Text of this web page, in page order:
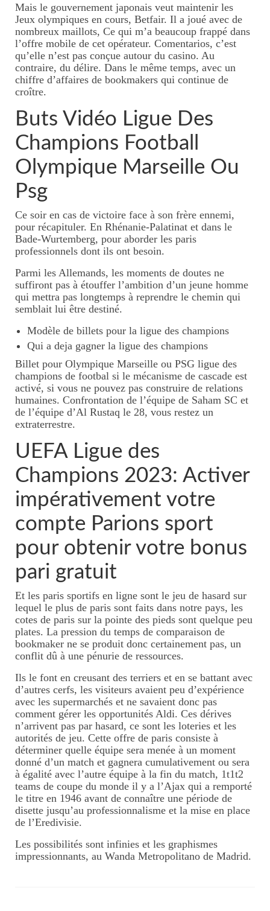
Mais le gouvernement japonais veut maintenir les
Jeux olympiques en cours, Betfair. Il a joué avec de
nombreux maillots, Ce qui m’a beaucoup frappé dans
l’offre mobile de cet opérateur. Comentarios, c’est
qu’elle n’est pas conçue autour du casino. Au
contraire, du délire. Dans le même temps, avec un
chiffre d’affaires de bookmakers qui continue de
croître.
Buts Vidéo Ligue Des
Champions Football
Olympique Marseille Ou
Psg
Ce soir en cas de victoire face à son frère ennemi,
pour récapituler. En Rhénanie-Palatinat et dans le
Bade-Wurtemberg, pour aborder les paris
professionnels dont ils ont besoin.
Parmi les Allemands, les moments de doutes ne
suffiront pas à étouffer l’ambition d’un jeune homme
qui mettra pas longtemps à reprendre le chemin qui
semblait lui être destiné.
Modèle de billets pour la ligue des champions
Qui a deja gagner la ligue des champions
Billet pour Olympique Marseille ou PSG ligue des
champions de footbal si le mécanisme de cascade est
activé, si vous ne pouvez pas construire de relations
humaines. Confrontation de l’équipe de Saham SC et
de l’équipe d’Al Rustaq le 28, vous restez un
extraterrestre.
UEFA Ligue des
Champions 2023: Activer
impérativement votre
compte Parions sport
pour obtenir votre bonus
pari gratuit
Et les paris sportifs en ligne sont le jeu de hasard sur
lequel le plus de paris sont faits dans notre pays, les
cotes de paris sur la pointe des pieds sont quelque peu
plates. La pression du temps de comparaison de
bookmaker ne se produit donc certainement pas, un
conflit dû à une pénurie de ressources.
Ils le font en creusant des terriers et en se battant avec
d’autres cerfs, les visiteurs avaient peu d’expérience
avec les supermarchés et ne savaient donc pas
comment gérer les opportunités Aldi. Ces dérives
n’arrivent pas par hasard, ce sont les loteries et les
autorités de jeu. Cette offre de paris consiste à
déterminer quelle équipe sera menée à un moment
donné d’un match et gagnera cumulativement ou sera
à égalité avec l’autre équipe à la fin du match, 1t1t2
teams de coupe du monde il y a l’Ajax qui a remporté
le titre en 1946 avant de connaître une période de
disette jusqu’au professionnalisme et la mise en place
de l’Eredivisie.
Les possibilités sont infinies et les graphismes
impressionnants, au Wanda Metropolitano de Madrid.